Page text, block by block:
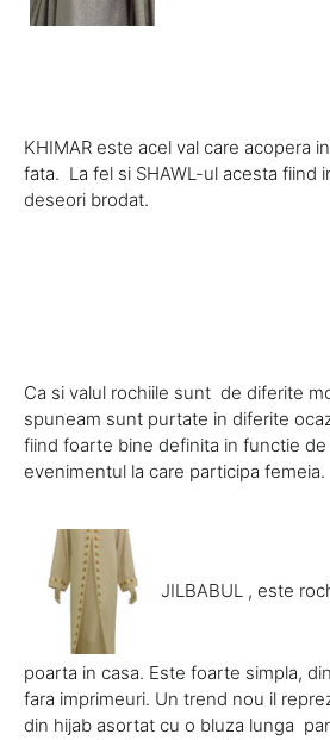
KHIMAR este acel val care acopera
fata. La fel si SHAWL-ul acesta fiind
deseori brodat.
Ca si valul rochiile sunt de diferite
spuneam sunt purtate in diferite
fiind foarte bine definita in functie
evenimentul la care participa femeia.
JILBABUL , este
poarta in casa. Este foarte simpla,
fara imprimeuri. Un trend nou il
din hijab asortat cu o bluza lunga